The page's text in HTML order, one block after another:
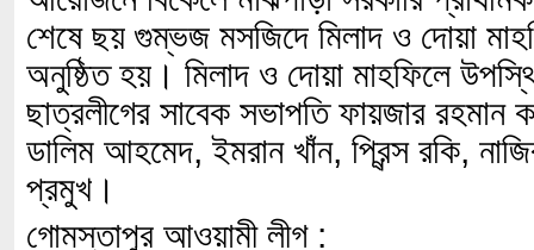
শেষে ছয় গুম্ভজ মসজিদে মিলাদ ও দোয়া
অনুষ্ঠিত হয়। মিলাদ ও দোয়া মাহফিলে
ছাত্রলীগের সাবেক সভাপতি ফায়জার
ডালিম আহমেদ, ইমরান খাঁন, প্রিন্স রকি,
প্রমুখ।
গোমস্তাপুর আওয়ামী লীগ :